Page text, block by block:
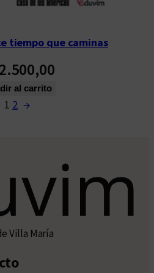
tiempo que caminas
al carrito
1 2 →
Villa María